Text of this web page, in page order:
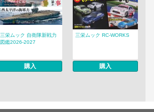
三栄ムック 自衛隊新戦力
図鑑2026-2027
購入
三栄ムック RC-WORKS
購入